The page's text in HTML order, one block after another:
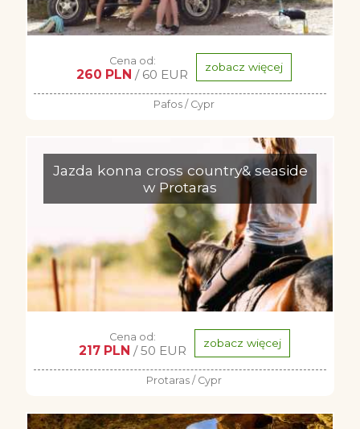
Cena od:
260 PLN / 60 EUR zobacz więcej
Pafos / Cypr
Jazda konna cross country& seaside
w Protaras
Cena od:
217 PLN / 50 EUR zobacz więcej
Protaras / Cypr